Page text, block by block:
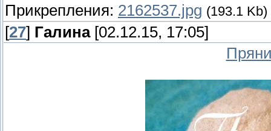
Прикрепления: 2162537.jpg (193.1 Kb)
[27] Галина[02.12.15, 17:05]